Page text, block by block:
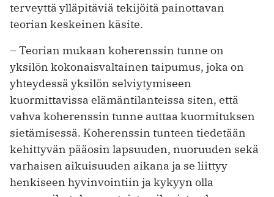
terveyttä ylläpitäviä tekijöitä painottavan
teorian keskeinen käsite.
– Teorian mukaan koherenssin tunne on
yksilön kokonaisvaltainen taipumus, joka on
yhteydessä yksilön selviytymiseen
kuormittavissa elämäntilanteissa siten, että
vahva koherenssin tunne auttaa kuormituksen
sietämisessä. Koherenssin tunteen tiedetään
kehittyvän pääosin lapsuuden, nuoruuden sekä
varhaisen aikuisuuden aikana ja se liittyy
henkiseen hyvinvointiin ja kykyyn olla